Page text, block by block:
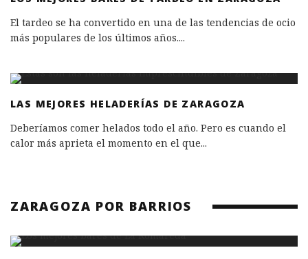
El tardeo se ha convertido en una de las tendencias de ocio
más populares de los últimos años....
LAS MEJORES HELADERÍAS DE ZARAGOZA
Deberíamos comer helados todo el año. Pero es cuando el
calor más aprieta el momento en el que...
ZARAGOZA POR BARRIOS